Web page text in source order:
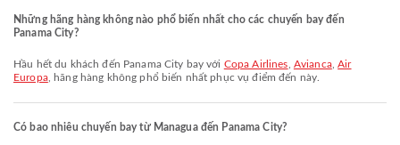
Những hãng hàng không nào phổ biến nhất cho các chuyến bay đến
Panama City?
Hầu hết du khách đến Panama City bay với Copa Airlines Avianca,Air
Europa, hãng hàng không phổ biến nhất phục vụ điểm đến này.
Có bao nhiêu chuyến bay từ Managua đến Panama City?